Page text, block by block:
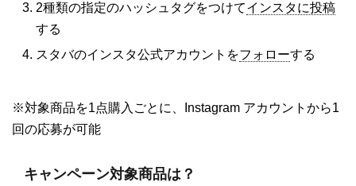
2種類の指定のハッシュタグをつけてインスタに投稿
する
スタバのインスタ公式アカウントをフォローする
※対象商品を1点購入ごとに、Instagram アカウントから1
回の応募が可能
キャンペーン対象商品は？